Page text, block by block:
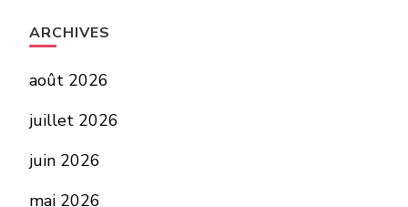
ARCHIVES
août 2026
juillet 2026
juin 2026
mai 2026